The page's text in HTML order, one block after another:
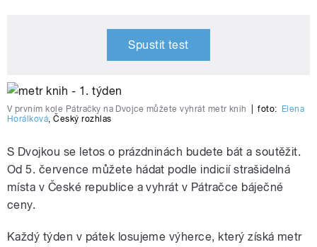
Spustit test
V prvním kole Pátračky na Dvojce můžete vyhrát metr knih foto:
Elena
Horálková,Český rozhlas
S Dvojkou se letos o prázdninách budete bát a soutěžit.
Od 5. července můžete hádat podle indicií strašidelná
místa v České republice a vyhrát v Pátračce báječné
ceny.
Každý týden v pátek losujeme výherce, který získá metr